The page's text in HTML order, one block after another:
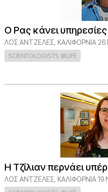
Ο Ρας κάνει
ΛΟΣ ΆΝΤΖΕΛΕΣ, ΚΑΛΙΦΌΡΝΙΑ 26
SCIENTOLOGISTS @LIFE
Η Τζίλιαν περνάει
ΛΟΣ ΆΝΤΖΕΛΕΣ, ΚΑΛΙΦΌΡΝΙΑ19